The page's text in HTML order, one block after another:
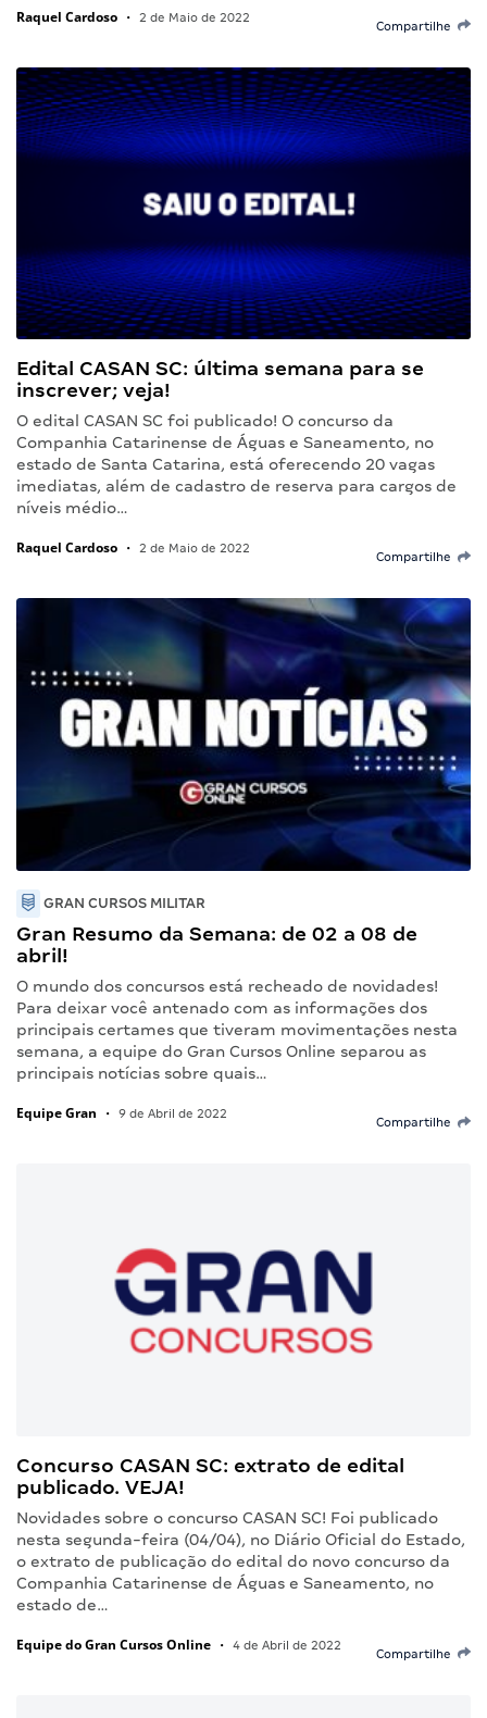
Raquel Cardoso • 2 de Maio de 2022
Compartilhe
Edital CASAN SC: última semana para se
inscrever; veja!
O edital CASAN SC foi publicado! O concurso da
Companhia Catarinense de Águas e Saneamento, no
estado de Santa Catarina, está oferecendo 20 vagas
imediatas, além de cadastro de reserva para cargos de
níveis médio…
Raquel Cardoso • 2 de Maio de 2022
Compartilhe
GRAN CURSOS MILITAR
Gran Resumo da Semana: de 02 a 08 de
abril!
O mundo dos concursos está recheado de novidades!
Para deixar você antenado com as informações dos
principais certames que tiveram movimentações nesta
semana, a equipe do Gran Cursos Online separou as
principais notícias sobre quais…
Equipe Gran • 9 de Abril de 2022
Compartilhe
Concurso CASAN SC: extrato de edital
publicado. VEJA!
Novidades sobre o concurso CASAN SC! Foi publicado
nesta segunda-feira (04/04), no Diário Oficial do Estado,
o extrato de publicação do edital do novo concurso da
Companhia Catarinense de Águas e Saneamento, no
estado de…
Equipe do Gran Cursos Online • 4 de Abril de 2022
Compartilhe